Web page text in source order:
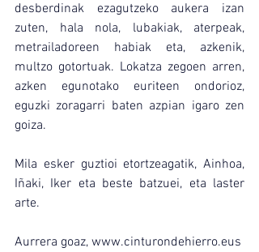
desberdinak ezagutzeko aukera izan
zuten, hala nola, lubakiak, aterpeak,
metrailadoreen habiak eta, azkenik,
multzo gotortuak. Lokatza zegoen arren,
azken egunotako euriteen ondorioz,
eguzki zoragarri baten azpian igaro zen
goiza.
Mila esker guztioi etortzeagatik, Ainhoa,
Iñaki, Iker eta beste batzuei, eta laster
arte.
Aurrera goaz, www.cinturondehierro.eus